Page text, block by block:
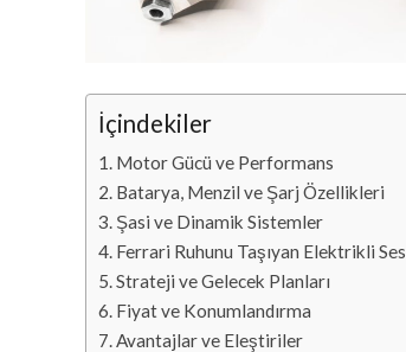
İçindekiler
Motor Gücü ve Performans
Batarya, Menzil ve Şarj Özellikleri
Şasi ve Dinamik Sistemler
Ferrari Ruhunu Taşıyan Elektrikli Ses
Strateji ve Gelecek Planları
Fiyat ve Konumlandırma
Avantajlar ve Eleştiriler